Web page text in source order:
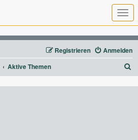
T
o
g
g
l
e
n
a
g
Anmelden
Registrieren
Aktive Themen
u